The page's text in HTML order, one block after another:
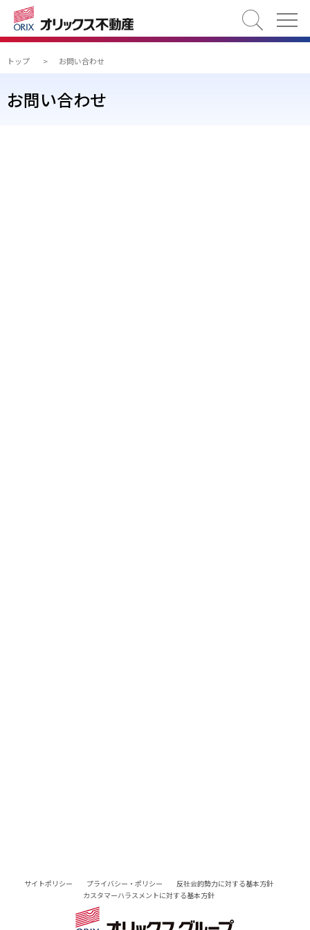
検索
トップ > お問い合わせ
お問い合わせ
サイトポリシー プライバシー・ポリシー
反社会的勢力に対する基本方針
カスタマーハラスメントに対する基本方針